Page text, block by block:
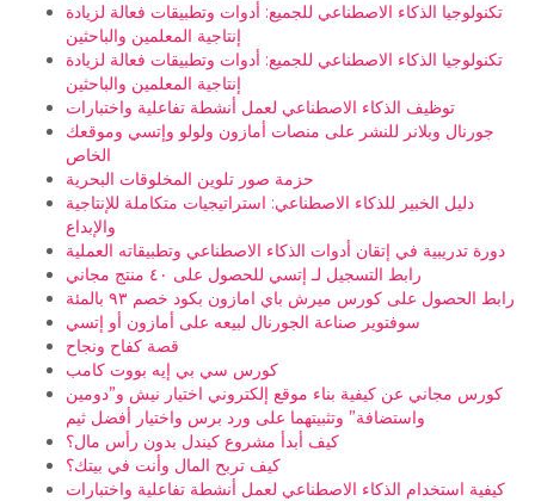
تكنولوجيا الذكاء الاصطناعي للجميع: أدوات وتطبيقات فعالة لزيادة
إنتاجية المعلمين والباحثين
تكنولوجيا الذكاء الاصطناعي للجميع: أدوات وتطبيقات فعالة لزيادة
إنتاجية المعلمين والباحثين
توظيف الذكاء الاصطناعي لعمل أنشطة تفاعلية واختبارات
جورنال وبلانر للنشر على منصات أمازون ولولو وإتسي وموقعك
الخاص
حزمة صور تلوين المخلوقات البحرية
دليل الخبير للذكاء الاصطناعي: استراتيجيات متكاملة للإنتاجية
والإبداع
دورة تدريبية في إتقان أدوات الذكاء الاصطناعي وتطبيقاته العملية
رابط التسجيل لـ إتسي للحصول على ٤٠ منتج مجاني
رابط الحصول على كورس ميرش باي امازون بكود خصم ٩٣ بالمئة
سوفتوير صناعة الجورنال لبيعه على أمازون أو إتسي
قصة كفاح ونجاح
كورس سي بي إيه بووت كامب
كورس مجاني عن كيفية بناء موقع إلكتروني اختيار نيش و”دومين
واستضافة” وتثبيتهما على ورد برس واختيار أفضل ثيم
كيف أبدأ مشروع كيندل بدون رأس مال؟
كيف تربح المال وأنت في بيتك؟
كيفية استخدام الذكاء الاصطناعي لعمل أنشطة تفاعلية واختبارات